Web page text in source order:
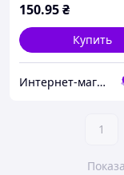
150.95₴
Купить
Интернет-магазин NikopoL - канцтовары для школы и офиса
1